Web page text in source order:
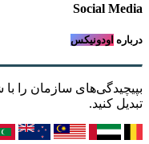
Social Media
درباره اودونیکس
بپیچیدگی‌های سازمان را
تبدیل کنید.